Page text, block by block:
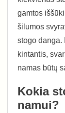
gamtos
šilumos
stogo danga.
kintantis,
namas būtų
Kokia
namui?